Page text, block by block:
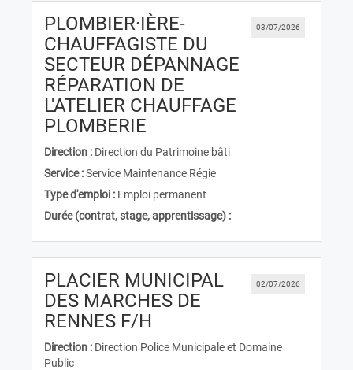
03/07/2026
PLOMBIER·IÈRE-
CHAUFFAGISTE DU
SECTEUR DÉPANNAGE
RÉPARATION DE
L'ATELIER CHAUFFAGE
PLOMBERIE
Direction : Direction du Patrimoine bâti
Service :Service Maintenance Régie
Type d'emploi : Emploi permanent
Durée (contrat, stage, apprentissage) :
02/07/2026
PLACIER MUNICIPAL
DES MARCHES DE
RENNES F/H
Direction : Direction Police Municipale et Domaine
Public